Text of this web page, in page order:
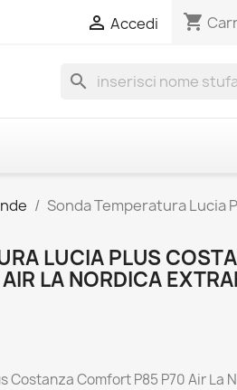
 Accedi shopping_cart
search
Sonda Temperatura Lucia
LUCIA PLUS
LA NORDICA
Costanza Comfort P85 P70 Air La